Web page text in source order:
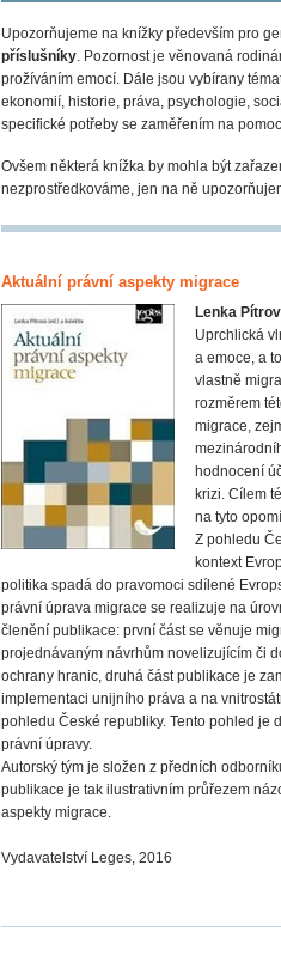
Upozorňujeme na knížky především pro
příslušníky. Pozornost je věnovaná
prožíváním emocí. Dále jsou vybírany
ekonomií, historie, práva, psychologie,
specifické potřeby se zaměřením na
Ovšem některá knížka by mohla být
nezprostředkováme, jen na ně
Aktuální právní aspekty migrace
Lenka
Uprchlická
a emoce, a
vlastně
rozměrem
migrace,
hodnocení
krizi. Cílem
na tyto
Z pohledu
kontext
politika spadá do pravomoci sdílené
právní úprava migrace se realizuje na
členění publikace: první část se věnuje
projednávaným návrhům novelizujícím či
ochrany hranic, druhá část publikace je
implementaci unijního práva a na
pohledu České republiky. Tento pohled je
právní úpravy.
Autorský tým je složen z předních
publikace je tak ilustrativním průřezem
aspekty migrace.
Vydavatelství Leges, 2016